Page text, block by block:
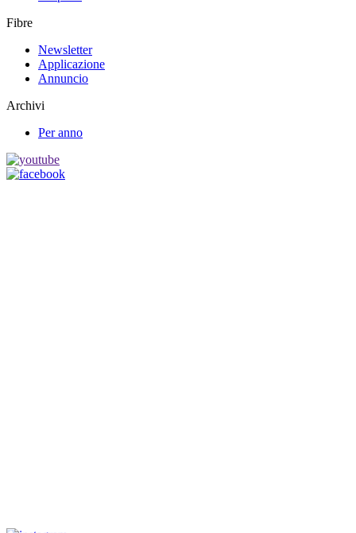
Fibre
Newsletter
Applicazione
Annuncio
Archivi
Per anno